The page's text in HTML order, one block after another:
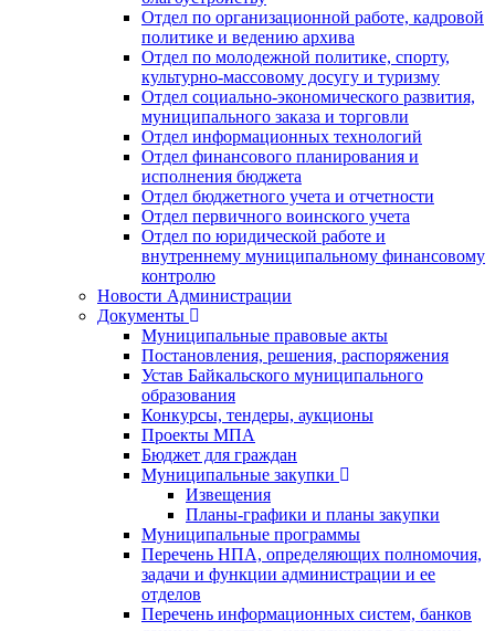
Отдел по организационной работе, кадровой
политике и ведению архива
Отдел по молодежной политике, спорту,
культурно-массовому досугу и туризму
Отдел социально-экономического развития,
муниципального заказа и торговли
Отдел информационных технологий
Отдел финансового планирования и
исполнения бюджета
Отдел бюджетного учета и отчетности
Отдел первичного воинского учета
Отдел по юридической работе и
внутреннему муниципальному финансовому
контролю
Новости Администрации
Документы
Муниципальные правовые акты
Постановления, решения, распоряжения
Устав Байкальского муниципального
образования
Конкурсы, тендеры, аукционы
Проекты МПА
Бюджет для граждан
Муниципальные закупки
Извещения
Планы-графики и планы закупки
Муниципальные программы
Перечень НПА, определяющих полномочия,
задачи и функции администрации и ее
отделов
Перечень информационных систем, банков